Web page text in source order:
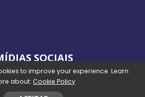
SOCIAIS
to improve your experience. Learn
about: Cookie Policy